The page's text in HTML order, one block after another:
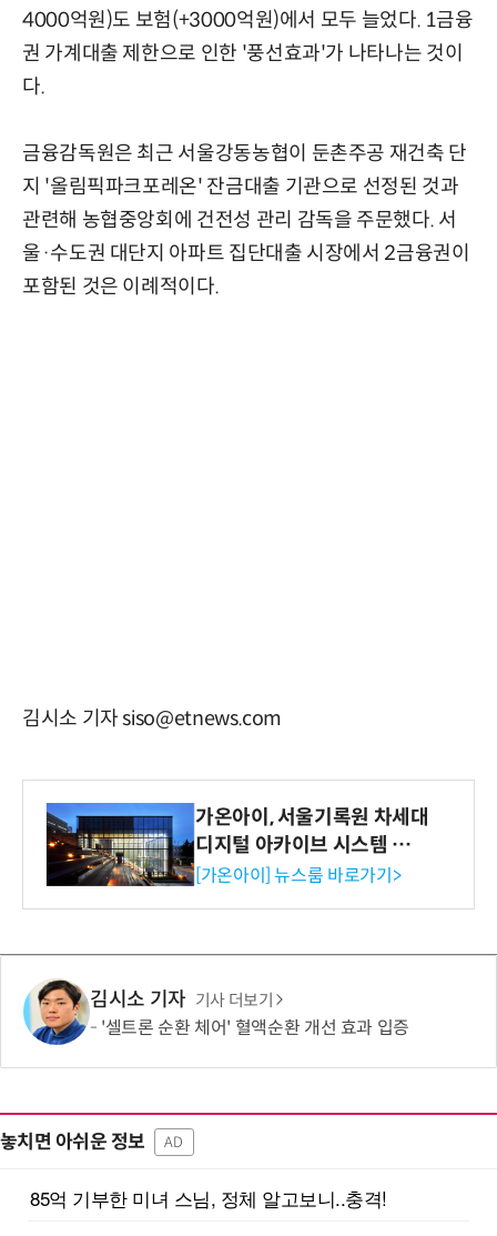
4000억원)도 보험(+3000억원)에서 모두 늘었다. 1금융
권 가계대출 제한으로 인한 '풍선효과'가 나타나는 것이
다.
금융감독원은 최근 서울강동농협이 둔촌주공 재건축 단
지 '올림픽파크포레온' 잔금대출 기관으로 선정된 것과
관련해 농협중앙회에 건전성 관리 감독을 주문했다. 서
울·수도권 대단지 아파트 집단대출 시장에서 2금융권이
포함된 것은 이례적이다.
김시소 기자 siso@etnews.com
가온아이, 서울기록원 차세대
디지털 아카이브 시스템 구축
수행
[가온아이] 뉴스룸 바로가기>
김시소 기자 기사 더보기
'셀트론 순환 체어' 혈액순환 개선 효과 입증
놓치면 아쉬운 정보 AD